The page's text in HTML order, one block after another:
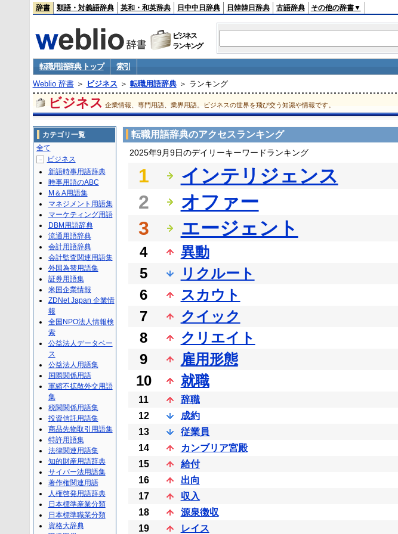
辞書 類語・対義語辞典 英和・和英辞典 日中中日辞典 日韓韓日辞典 古語辞典 その他の辞書▼
ビジネス
ランキング
転職用語辞典 トップ
索引
Weblio 辞書＞ ビジネス ＞ 転職用語辞典＞ ランキング
ビジネス 企業情報、専門用語、業界用語。ビジネスの世界を飛び交う知識や情報です。
転職用語辞典のアクセスランキング
2025年9月9日のデイリーキーワードランキング
1
インテリジェンス
2
オファー
3
エージェント
4
異動
5
リクルート
6
スカウト
7
クイック
8
クリエイト
9
雇用形態
10
就職
11
辞職
12
成約
13
従業員
14
カンブリア宮殿
15
給付
16
出向
17
収入
18
源泉徴収
19
レイス
カテゴリ一覧
全て
－
ビジネス
新語時事用語辞典
時事用語のABC
M＆A用語集
マネジメント用語集
マーケティング用語
DBM用語辞典
流通用語辞典
会計用語辞典
会計監査関連用語集
外国為替用語集
証券用語集
米国企業情報
ZDNet Japan 企業情
報
全国NPO法人情報検
索
公益法人データベー
ス
公益法人用語集
国際関係用語
軍縮不拡散外交用語
集
税関関係用語集
投資信託用語集
商品先物取引用語集
特許用語集
法律関連用語集
知的財産用語辞典
サイバー法用語集
著作権関連用語
人権啓発用語辞典
日本標準産業分類
日本標準職業分類
資格大辞典